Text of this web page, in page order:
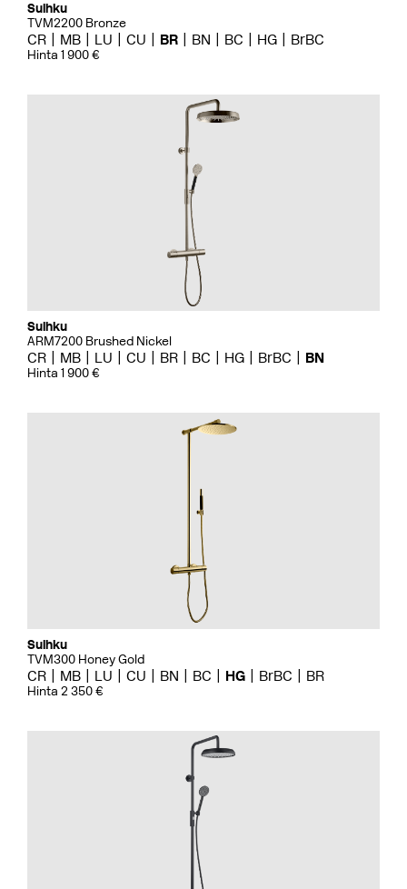
Suihku
TVM2200 Bronze
CR MB LU CU BR BN BC HG BrBC
Hinta 1 900 €
Suihku
ARM7200 Brushed Nickel
CR MB LU CU BR BC HG BrBC BN
Hinta 1 900 €
Suihku
TVM300 Honey Gold
CR MB LU CU BN BC HG BrBC BR
Hinta 2 350 €